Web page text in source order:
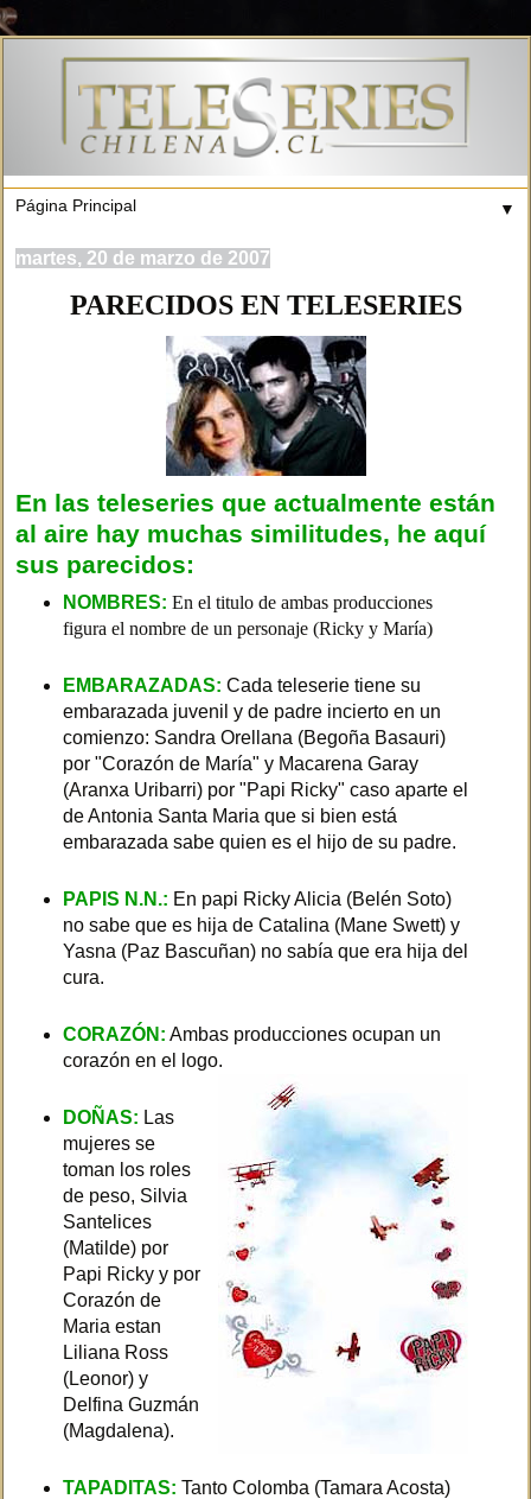
▼
martes, 20 de marzo de 2007
PARECIDOS EN TELESERIES
En las teleseries que actualmente están
al aire hay muchas similitudes, he aquí
sus parecidos:
NOMBRES: En el titulo de ambas producciones
figura el nombre de un personaje (Ricky y María)
EMBARAZADAS: Cada teleserie tiene su
embarazada juvenil y de padre incierto en un
comienzo: Sandra Orellana (Begoña Basauri)
por "Corazón de María" y Macarena Garay
(Aranxa Uribarri) por "Papi Ricky" caso aparte el
de Antonia Santa Maria que si bien está
embarazada sabe quien es el hijo de su padre.
PAPIS N.N.: En papi Ricky Alicia (Belén Soto)
no sabe que es hija de Catalina (Mane Swett) y
Yasna (Paz Bascuñan) no sabía que era hija del
cura.
CORAZÓN: Ambas producciones ocupan un
corazón en el logo.
DOÑAS: Las
mujeres se
toman los roles
de peso, Silvia
Santelices
(Matilde) por
Papi Ricky y por
Corazón de
Maria estan
Liliana Ross
(Leonor) y
Delfina Guzmán
(Magdalena).
TAPADITAS: Tanto Colomba (Tamara Acosta)